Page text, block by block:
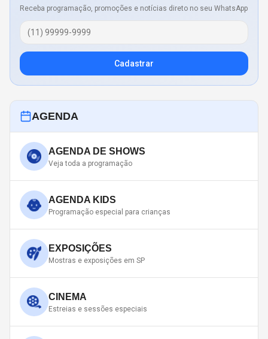
Receba programação, promoções e notícias direto no seu WhatsApp
Cadastrar
AGENDA
AGENDA DE SHOWS
Veja toda a programação
AGENDA KIDS
Programação especial para crianças
EXPOSIÇÕES
Mostras e exposições em SP
CINEMA
Estreias e sessões especiais